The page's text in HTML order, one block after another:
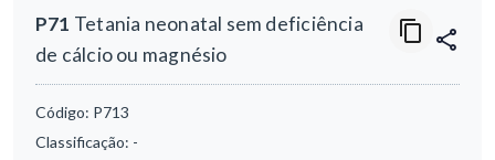
P71 Tetania neonatal sem deficiência
de cálcio ou magnésio
Código: P713
Classificação: -